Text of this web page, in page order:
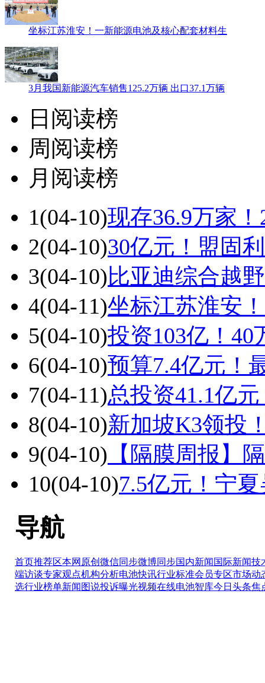
坐标江苏淮安！一新能源电池及核心配套材料生
3月我国新能源汽车销售125.2万辆 出口37.1万辆
日阅读榜
周阅读榜
月阅读榜
1(04-10)现存36.9万家
2(04-10)30亿元！盟固
3(04-10)比亚迪综合越
4(04-11)坐标江苏淮安
5(04-10)投资103亿！
6(04-10)预算7.4亿元！
7(04-11)总投资41.1亿
8(04-10)新加坡K3领投
9(04-10) 【隔膜周报】
10(04-10)7.5亿元！宁
导航
首页推荐区本网原创 微信同步微博同步国内新闻 国际新闻技
端访谈专家观点机构分析电池快讯行业标准会员专区市场动
选行业榜单新闻图说投诉曝光视频在线电池智库今日头条焦